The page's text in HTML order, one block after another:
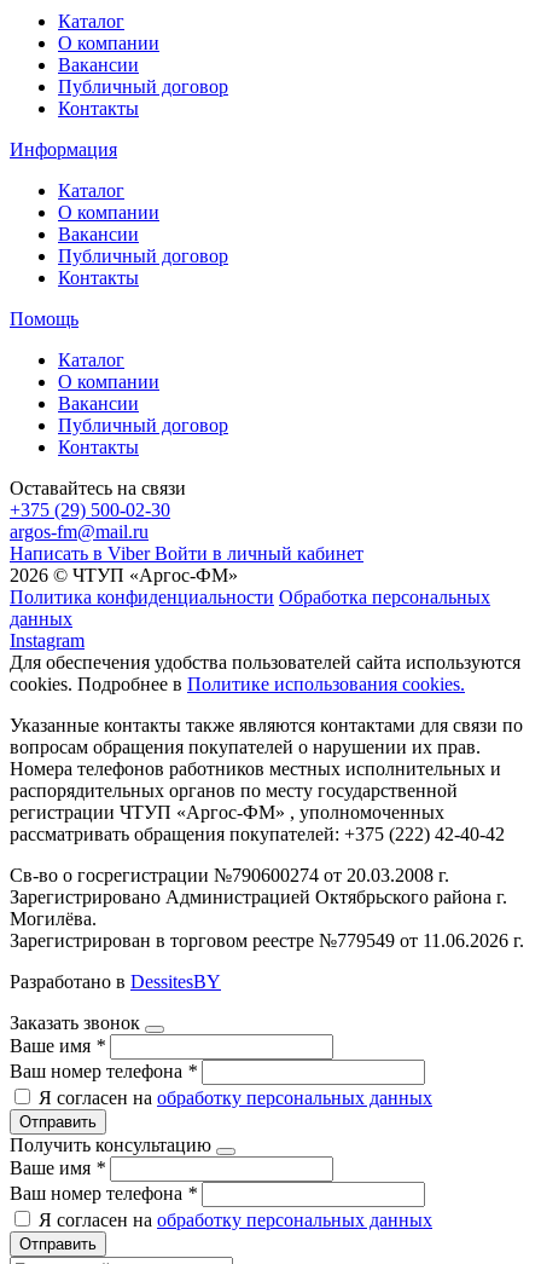
Каталог
О компании
Вакансии
Публичный договор
Контакты
Информация
Каталог
О компании
Вакансии
Публичный договор
Контакты
Помощь
Каталог
О компании
Вакансии
Публичный договор
Контакты
Оставайтесь на связи
+375 (29) 500-02-30
argos-fm@mail.ru
Написать в Viber Войти в личный кабинет
2026 © ЧТУП «Аргос-ФМ»
Политика конфиденциальности Обработка персональных
данных
Instagram
Для обеспечения удобства пользователей сайта используются
cookies. Подробнее в Политике использования cookies.
Указанные контакты также являются контактами для связи по
вопросам обращения покупателей о нарушении их прав.
Номера телефонов работников местных исполнительных и
распорядительных органов по месту государственной
регистрации ЧТУП «Аргос-ФМ» , уполномоченных
рассматривать обращения покупателей: +375 (222) 42-40-42
Св-во о госрегистрации №790600274 от 20.03.2008 г.
Зарегистрировано Администрацией Октябрьского района г.
Могилёва.
Зарегистрирован в торговом реестре №779549 от 11.06.2026 г.
Разработано в DessitesBY
Заказать звонок
Ваше имя *
Ваш номер телефона *
Я согласен на обработку персональных данных
Отправить
Получить консультацию
Ваше имя *
Ваш номер телефона *
Я согласен на обработку персональных данных
Отправить